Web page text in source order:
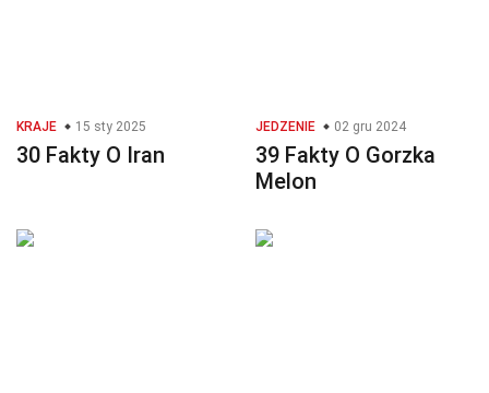
KRAJE 15 sty 2025
30 Fakty O Iran
JEDZENIE 02 gru 2024
39 Fakty O Gorzka
Melon